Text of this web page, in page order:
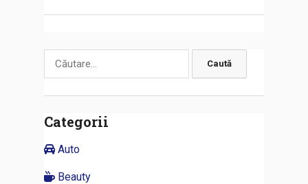
Caută
Categorii
Auto
Beauty